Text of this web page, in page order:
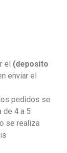
el (deposito
enviar el
pedidos se
de 4 a 5
se realiza